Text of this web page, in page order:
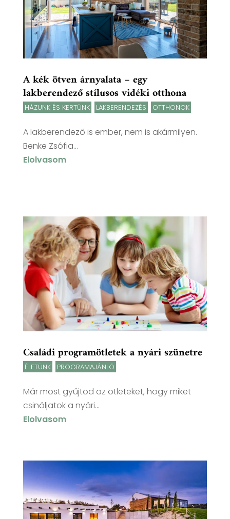
A kék ötven árnyalata – egy
lakberendező stílusos vidéki otthona
HÁZUNK ÉS KERTÜNK LAKBERENDEZÉS OTTHONOK
A lakberendező is ember, nem is akármilyen.
Benke Zsófia...
Elolvasom
Családi programötletek a nyári szünetre
ÉLETÜNK PROGRAMAJÁNLÓ
Már most gyűjtöd az ötleteket, hogy miket
csináljatok a nyári...
Elolvasom